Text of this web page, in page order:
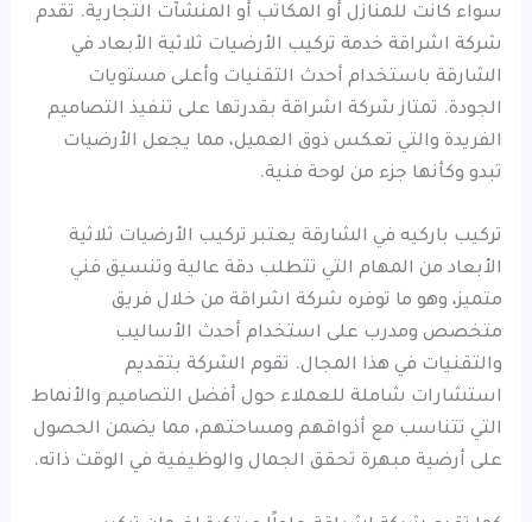
سواء كانت للمنازل أو المكاتب أو المنشآت التجارية. تقدم
شركة اشراقة خدمة تركيب الأرضيات ثلاثية الأبعاد في
الشارقة باستخدام أحدث التقنيات وأعلى مستويات
الجودة. تمتاز شركة اشراقة بقدرتها على تنفيذ التصاميم
الفريدة والتي تعكس ذوق العميل، مما يجعل الأرضيات
تبدو وكأنها جزء من لوحة فنية.
تركيب باركيه في الشارقة يعتبر تركيب الأرضيات ثلاثية
الأبعاد من المهام التي تتطلب دقة عالية وتنسيق فني
متميز، وهو ما توفره شركة اشراقة من خلال فريق
متخصص ومدرب على استخدام أحدث الأساليب
والتقنيات في هذا المجال. تقوم الشركة بتقديم
استشارات شاملة للعملاء حول أفضل التصاميم والأنماط
التي تتناسب مع أذواقهم ومساحتهم، مما يضمن الحصول
على أرضية مبهرة تحقق الجمال والوظيفية في الوقت ذاته.